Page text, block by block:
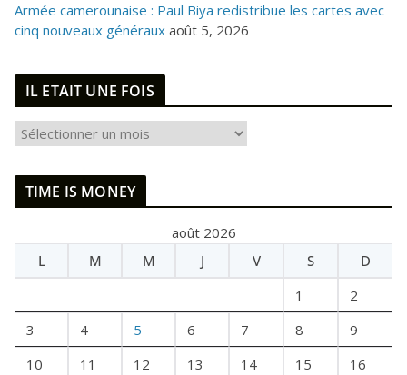
Armée camerounaise : Paul Biya redistribue les cartes avec
cinq nouveaux généraux août 5, 2026
IL ETAIT UNE FOIS
E
I
U
F
TIME IS MONEY
août 2026
L
M M J V S
D
1
2
3
4 5 6 7 8
9
10
11 12 13 14 15
16